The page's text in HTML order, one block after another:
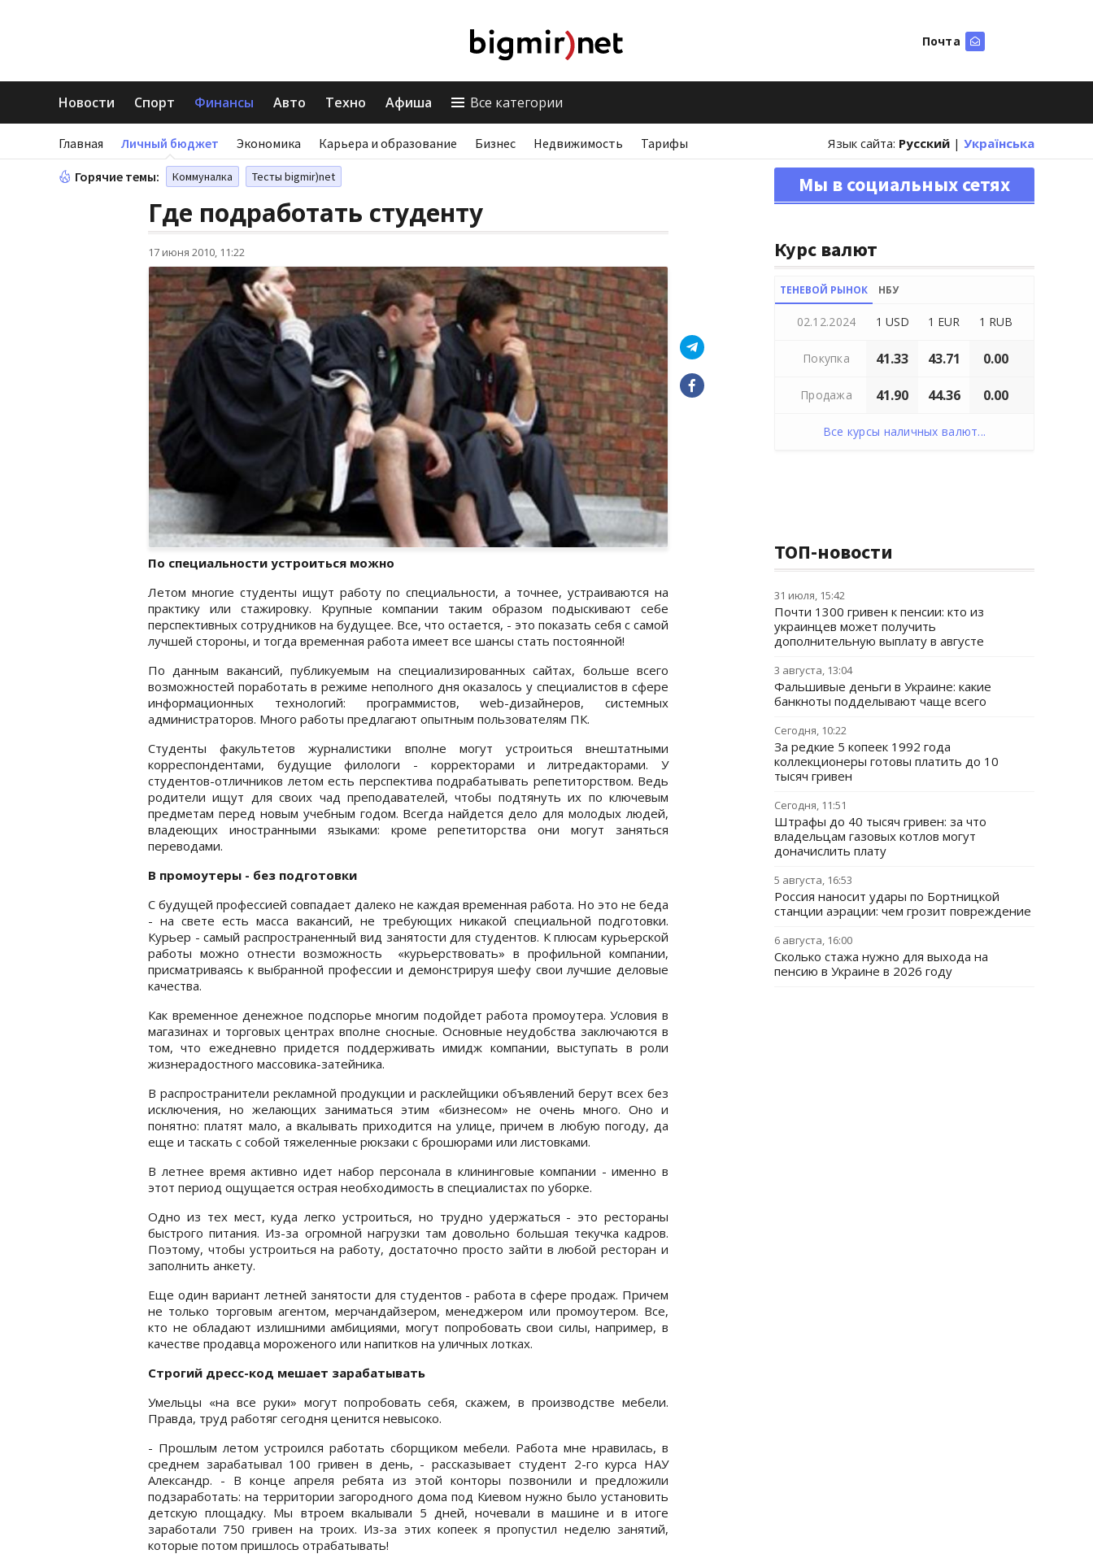
Почта
Новости Спорт Финансы Авто Техно Афиша Все категории
Главная Личный бюджет Экономика Карьера и образование Бизнес Недвижимость Тарифы Язык сайта: Русский | Українська
Горячие темы: Коммуналка Тесты bigmir)net
Где подработать студенту
17 июня 2010, 11:22
По специальности устроиться можно
Летом многие студенты ищут работу по специальности, а точнее, устраиваются на
практику или стажировку. Крупные компании таким образом подыскивают себе
перспективных сотрудников на будущее. Все, что остается, - это показать себя с самой
лучшей стороны, и тогда временная работа имеет все шансы стать постоянной!
По данным вакансий, публикуемым на специализированных сайтах, больше всего
возможностей поработать в режиме неполного дня оказалось у специалистов в сфере
информационных технологий: программистов, web-дизайнеров, системных
администраторов. Много работы предлагают опытным пользователям ПК.
Студенты факультетов журналистики вполне могут устроиться внештатными
корреспондентами, будущие филологи - корректорами и литредакторами. У
студентов-отличников летом есть перспектива подрабатывать репетиторством. Ведь
родители ищут для своих чад преподавателей, чтобы подтянуть их по ключевым
предметам перед новым учебным годом. Всегда найдется дело для молодых людей,
владеющих иностранными языками: кроме репетиторства они могут заняться
переводами.
В промоутеры - без подготовки
С будущей профессией совпадает далеко не каждая временная работа. Но это не беда
- на свете есть масса вакансий, не требующих никакой специальной подготовки.
Курьер - самый распространенный вид занятости для студентов. К плюсам курьерской
работы можно отнести возможность «курьерствовать» в профильной компании,
присматриваясь к выбранной профессии и демонстрируя шефу свои лучшие деловые
качества.
Как временное денежное подспорье многим подойдет работа промоутера. Условия в
магазинах и торговых центрах вполне сносные. Основные неудобства заключаются в
том, что ежедневно придется поддерживать имидж компании, выступать в роли
жизнерадостного массовика-затейника.
В распространители рекламной продукции и расклейщики объявлений берут всех без
исключения, но желающих заниматься этим «бизнесом» не очень много. Оно и
понятно: платят мало, а вкалывать приходится на улице, причем в любую погоду, да
еще и таскать с собой тяжеленные рюкзаки с брошюрами или листовками.
В летнее время активно идет набор персонала в клининговые компании - именно в
этот период ощущается острая необходимость в специалистах по уборке.
Одно из тех мест, куда легко устроиться, но трудно удержаться - это рестораны
быстрого питания. Из-за огромной нагрузки там довольно большая текучка кадров.
Поэтому, чтобы устроиться на работу, достаточно просто зайти в любой ресторан и
заполнить анкету.
Еще один вариант летней занятости для студентов - работа в сфере продаж. Причем
не только торговым агентом, мерчандайзером, менеджером или промоутером. Все,
кто не обладают излишними амбициями, могут попробовать свои силы, например, в
качестве продавца мороженого или напитков на уличных лотках.
Строгий дресс-код мешает зарабатывать
Умельцы «на все руки» могут попробовать себя, скажем, в производстве мебели.
Правда, труд работяг сегодня ценится невысоко.
- Прошлым летом устроился работать сборщиком мебели. Работа мне нравилась, в
среднем зарабатывал 100 гривен в день, - рассказывает студент 2-го курса НАУ
Александр. - В конце апреля ребята из этой конторы позвонили и предложили
подзаработать: на территории загородного дома под Киевом нужно было установить
детскую площадку. Мы втроем вкалывали 5 дней, ночевали в машине и в итоге
заработали 750 гривен на троих. Из-за этих копеек я пропустил неделю занятий,
которые потом пришлось отрабатывать!
Мы в социальных сетях
Курс валют
ТЕНЕВОЙ РЫНОК НБУ
02.12.2024 1 USD 1 EUR 1 RUB
Покупка 41.33 43.71 0.00
Продажа 41.90 44.36 0.00
Все курсы наличных валют...
ТОП-новости
31 июля, 15:42
Почти 1300 гривен к пенсии: кто из
украинцев может получить
дополнительную выплату в августе
3 августа, 13:04
Фальшивые деньги в Украине: какие
банкноты подделывают чаще всего
Сегодня, 10:22
За редкие 5 копеек 1992 года
коллекционеры готовы платить до 10
тысяч гривен
Сегодня, 11:51
Штрафы до 40 тысяч гривен: за что
владельцам газовых котлов могут
доначислить плату
5 августа, 16:53
Россия наносит удары по Бортницкой
станции аэрации: чем грозит повреждение
6 августа, 16:00
Сколько стажа нужно для выхода на
пенсию в Украине в 2026 году